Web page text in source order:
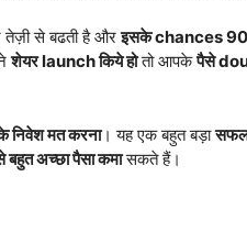
तेज़ी से बढती है औरइसके chances
शेयर launch किये होतो आपकेपैसे
निवेश मत करना। यह एक बहुत बड़ा
बहुत अच्छा पैसा कमासकते हैं।